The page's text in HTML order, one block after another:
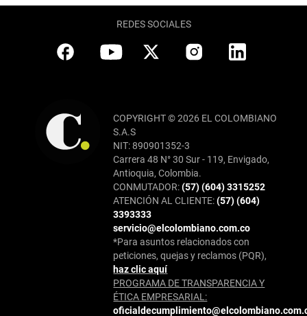
REDES SOCIALES
COPYRIGHT © 2026 EL COLOMBIANO
S.A.S
NIT: 890901352-3
Carrera 48 N° 30 Sur - 119, Envigado,
Antioquia, Colombia.
CONMUTADOR:(57) (604) 3315252
ATENCIÓN AL CLIENTE:(57) (604)
3393333
servicio@elcolombiano.com.co
*Para asuntos relacionados con
peticiones, quejas y reclamos (PQR),
haz clic aquí
PROGRAMA DE TRANSPARENCIA Y
ÉTICA EMPRESARIAL: